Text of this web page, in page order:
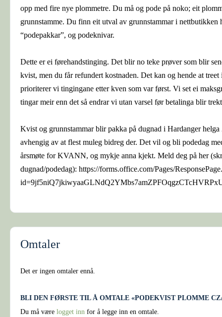
opp med fire nye plommetre. Du må og pode på noko; eit
grunnstamme. Du finn eit utval av grunnstammar i
“podepakkar”, og podeknivar.
Dette er ei førehandstinging. Det blir no teke prøver som blir
kvist, men du får refundert kostnaden. Det kan og hende at
prioriterer vi tingingane etter kven som var først. Vi set ei
tingar meir enn det så endrar vi utan varsel før betalinga blir
Kvist og grunnstammar blir pakka på dugnad i Hardanger
avhengig av at flest muleg bidreg der. Det vil og bli podedag
årsmøte for KVANN, og mykje anna kjekt. Meld deg på her
dugnad/podedag): https://forms.office.com/Pages/
Omtaler
Det er ingen omtaler ennå.
BLI DEN FØRSTE TIL Å OMTALE «PODEKVIST PLOMME
Du må være logget inn for å legge inn en omtale.